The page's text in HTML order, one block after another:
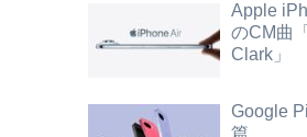
Apple
のCM曲
Clark」
Google
篇